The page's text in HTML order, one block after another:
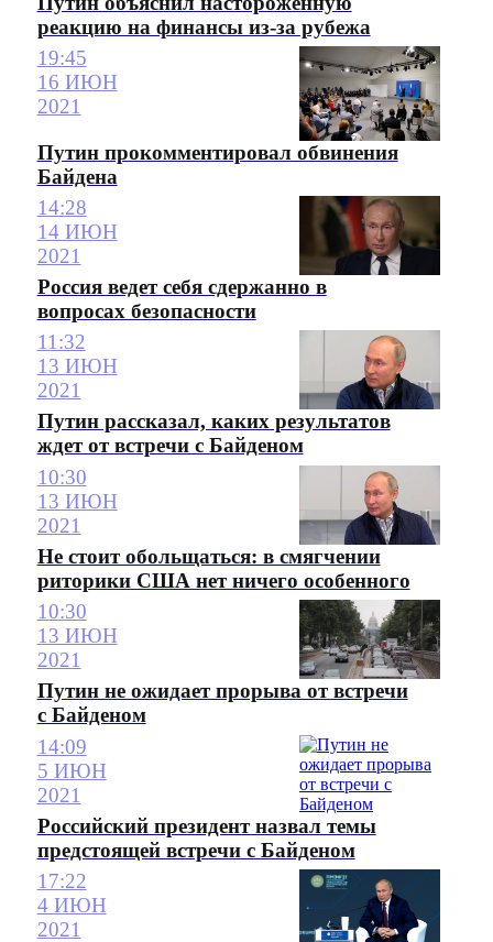
реакцию на финансы из-за рубежа
19:45
16 ИЮН
2021
Путин прокомментировал обвинения
Байдена
14:28
14 ИЮН
2021
Россия ведет себя сдержанно в
вопросах безопасности
11:32
13 ИЮН
2021
Путин рассказал, каких результатов
ждет от встречи с Байденом
10:30
13 ИЮН
2021
Не стоит обольщаться: в смягчении
риторики США нет ничего особенного
10:30
13 ИЮН
2021
Путин не ожидает прорыва от встречи
с Байденом
14:09
5 ИЮН
2021
Российский президент назвал темы
предстоящей встречи с Байденом
17:22
4 ИЮН
2021